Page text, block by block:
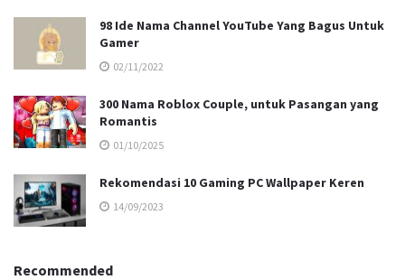
98 Ide Nama Channel YouTube Yang Bagus Untuk
Gamer
02/11/2022
300 Nama Roblox Couple, untuk Pasangan yang
Romantis
01/10/2025
Rekomendasi 10 Gaming PC Wallpaper Keren
14/09/2023
Recommended